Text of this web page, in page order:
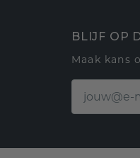
BLIJF OP
Maak kans